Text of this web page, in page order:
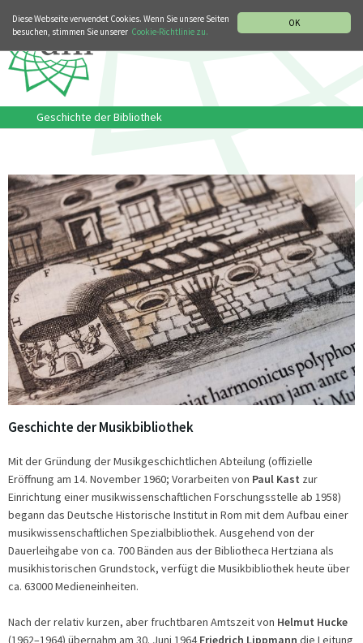
OK
Diese Webseite verwendet Cookies. Wenn Sie unsere Seiten
besuchen, stimmen Sie unserer Cookie-Richtlinie zu.
Geschichte der Bibliothek
Geschichte der Musikbibliothek
Mit der Gründung der Musikgeschichtlichen Abteilung (offizielle
Eröffnung am 14. November 1960; Vorarbeiten von Paul Kast zur
Einrichtung einer musikwissenschaftlichen Forschungsstelle ab 1958)
begann das Deutsche Historische Institut in Rom mit dem Aufbau einer
musikwissenschaftlichen Spezialbibliothek. Ausgehend von der
Dauerleihgabe von ca. 700 Bänden aus der Bibliotheca Hertziana als
musikhistorischen Grundstock, verfügt die Musikbibliothek heute über
ca. 63000 Medieneinheiten.
Nach der relativ kurzen, aber fruchtbaren Amtszeit von Helmut Hucke
(1962–1964) übernahm am 30. Juni 1964Friedrich Lippmann die Leitung